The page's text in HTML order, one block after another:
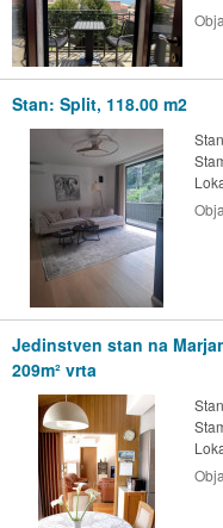
Stan: Split, 118.00 m2
Jedinstven stan na
209m² vrta